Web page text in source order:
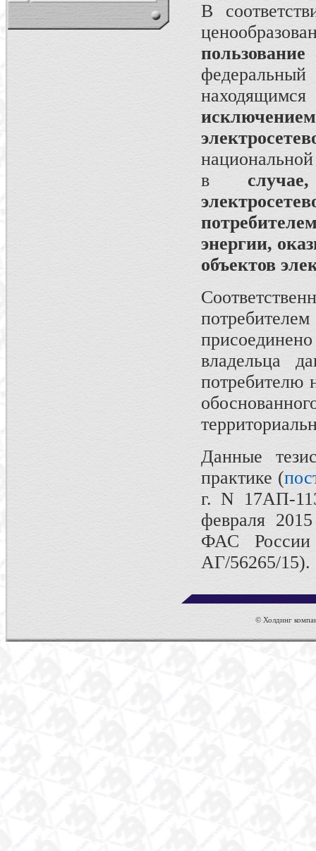
В
в
энергии,
объектов
владельца
потребителю
Данные
практике (
г. N 17АП-
февраля
ФАС
АГ/56265/15).
© Холдинг